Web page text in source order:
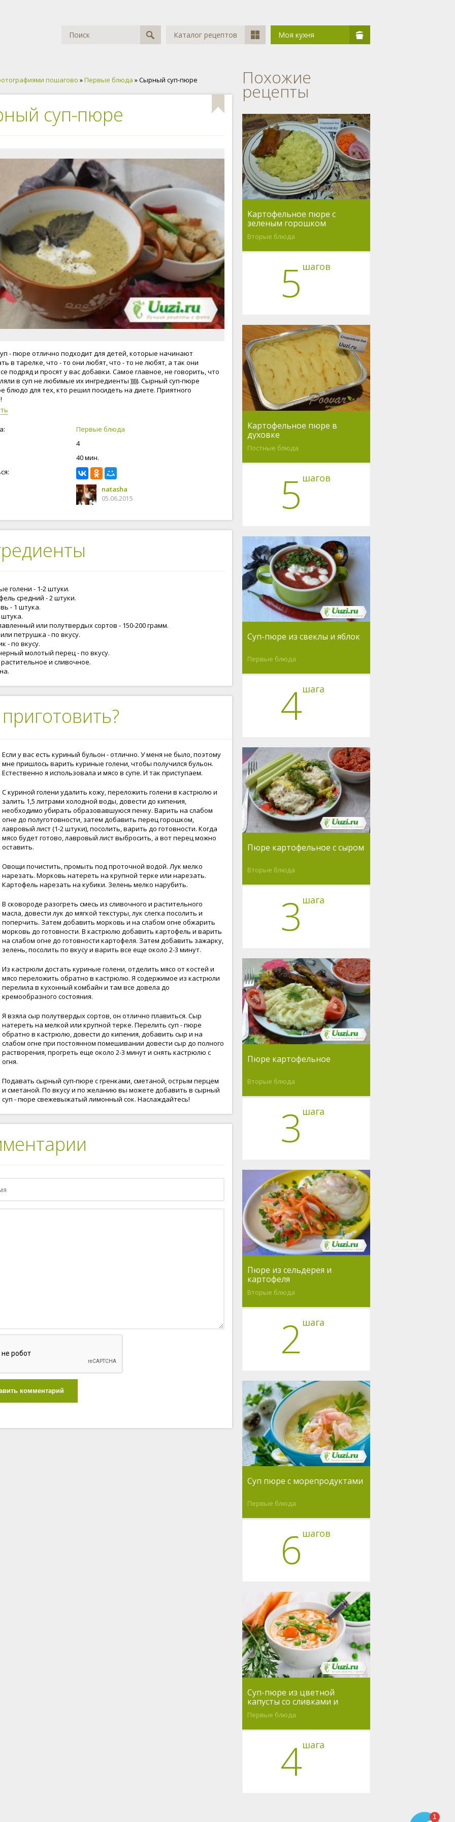
Каталог рецептов Моя кухня
пошагово »Первые блюда » Сырный суп-пюре
суп-пюре
- пюре отлично подходит для детей, которые начинают
в тарелке, что - то они любят, что - то не любят, а так они
подряд и просят у вас добавки. Самое главное, не говорить, что
в суп не любимые их ингредиенты ))))). Сырный суп-пюре
блюдо для тех, кто решил посидеть на диете. Приятного
Первые блюда
4
40 мин.
natasha
05.06.2015
голени - 1-2 штуки.
средний - 2 штуки.
- 1 штука.
штука.
или полутвердых сортов - 150-200 грамм.
петрушка - по вкусу.
- по вкусу.
молотый перец - по вкусу.
и сливочное.
Если у вас есть куриный бульон - отлично. У меня не было, поэтому
мне пришлось варить куриные голени, чтобы получился бульон.
Естественно я использовала и мясо в супе. И так приступаем.
С куриной голени удалить кожу, переложить голени в кастрюлю и
залить 1,5 литрами холодной воды, довести до кипения,
необходимо убирать образовавшуюся пенку. Варить на слабом
огне до полуготовности, затем добавить перец горошком,
лавровый лист (1-2 штуки), посолить, варить до готовности. Когда
мясо будет готово, лавровый лист выбросить, а вот перец можно
оставить.
Овощи почистить, промыть под проточной водой. Лук мелко
нарезать. Морковь натереть на крупной терке или нарезать.
Картофель нарезать на кубики. Зелень мелко нарубить.
В сковороде разогреть смесь из сливочного и растительного
масла, довести лук до мягкой текстуры, лук слегка посолить и
поперчить. Затем добавить морковь и на слабом огне обжарить
морковь до готовности. В кастрюлю добавить картофель и варить
на слабом огне до готовности картофеля. Затем добавить зажарку,
зелень, посолить по вкусу и варить все еще около 2-3 минут.
Из кастрюли достать куриные голени, отделить мясо от костей и
мясо переложить обратно в кастрюлю. Я содержимое из кастрюли
перелила в кухонный комбайн и там все довела до
кремообразного состояния.
Я взяла сыр полутвердых сортов, он отлично плавиться. Сыр
натереть на мелкой или крупной терке. Перелить суп - пюре
обратно в кастрюлю, довести до кипения, добавить сыр и на
слабом огне при постоянном помешивании довести сыр до полного
растворения, прогреть еще около 2-3 минут и снять кастрюлю с
огня.
Подавать сырный суп-пюре с гренками, сметаной, острым перцем
и сметаной. По вкусу и по желанию вы можете добавить в сырный
суп - пюре свежевыжатый лимонный сок. Наслаждайтесь!
комментарий
Похожие
рецепты
Картофельное пюре с
зеленым горошком
Вторые блюда
5 шагов
Картофельное пюре в
духовке
Постные блюда
5 шагов
Суп-пюре из свеклы и яблок
Первые блюда
4шага
Пюре картофельное с сыром
Вторые блюда
3 шага
Пюре картофельное
Вторые блюда
3 шага
Пюре из сельдерея и
картофеля
Вторые блюда
2 шага
Суп пюре с морепродуктами
Первые блюда
6 шагов
Суп-пюре из цветной
капусты со сливками и
сыром
Первые блюда
4шага
1